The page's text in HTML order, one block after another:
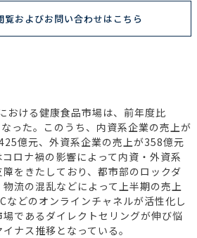
覧およびお問い合わせはこちら
ける健康食品市場は、前年度比
った。このうち、内資系企業の売上が
億元、外資系企業の売上が358億元
ロナ禍の影響によって内資・外資系
をきたしており、都市部のロックダ
流の混乱などによって上半期の売上
などのオンラインチャネルが活性化し
であるダイレクトセリングが伸び悩
ナス推移となっている。